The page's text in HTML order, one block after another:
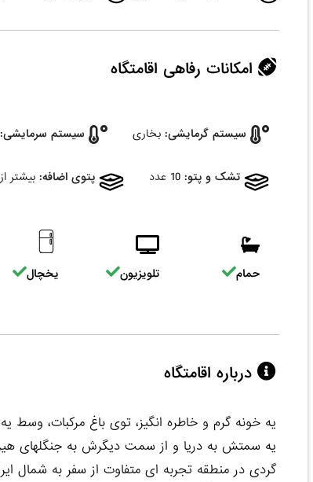
امکانات رفاهی اقامتگاه
سیستم گرمایشی: بخاری سیستم سرمایشی:
تشک و پتو: 10 عدد پتوی اضافه: بیشتر
حمام تلویزیون یخچال
درباره اقامتگاه
یه خونه گرم و خاطره انگیز، توی باغ مرکبات، وسط یه
یه سمتش به دریا و از سمت دیگرش به جنگلهای
گردی در منطقه تجربه ای متفاوت از سفر به شمال